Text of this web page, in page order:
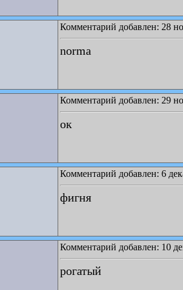
Комментарий добавлен: 28
norma
Комментарий добавлен: 29
ок
Комментарий добавлен: 6
фигня
Комментарий добавлен: 10
рогатый